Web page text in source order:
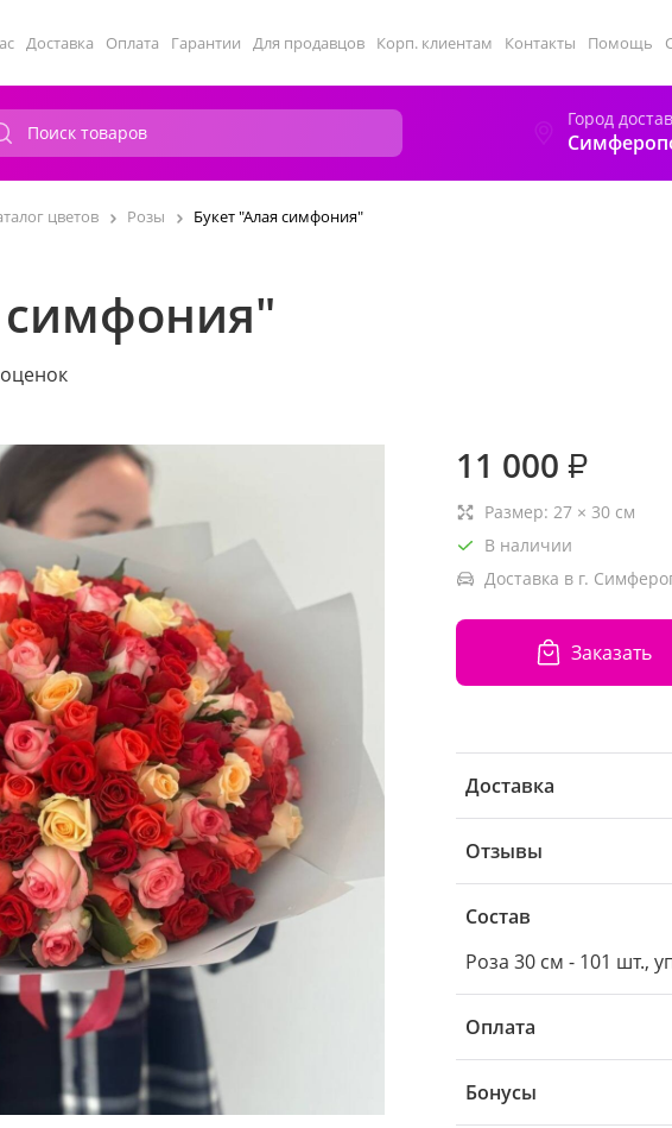
Доставка Оплата Гарантии Для продавцов Корп. клиентам Контакты Помощь
Город
цветов Розы Букет "Алая симфония"
симфония"
11 000 ₽
Размер: 27 × 30 см
В наличии
Доставка в г.
Заказать
Доставка
Отзывы
Состав
Роза 30 см - 101 шт.,
Оплата
Бонусы